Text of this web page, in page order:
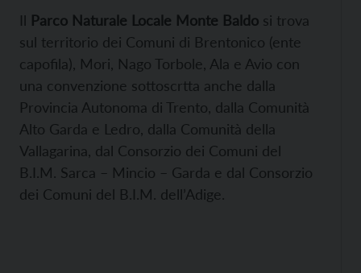
Il Parco Naturale Locale Monte Baldo si trova
sul territorio dei Comuni di Brentonico (ente
capofila), Mori, Nago Torbole, Ala e Avio con
una convenzione sottoscrtta anche dalla
Provincia Autonoma di Trento, dalla Comunità
Alto Garda e Ledro, dalla Comunità della
Vallagarina, dal Consorzio dei Comuni del
B.I.M. Sarca – Mincio – Garda e dal Consorzio
dei Comuni del B.I.M. dell’Adige.